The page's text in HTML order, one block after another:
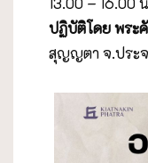
ปฏิบัติโดย พร
สุญญตา จ.ประ